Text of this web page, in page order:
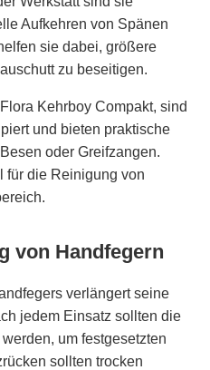
Aufkehren von Spänen
sie dabei, größere
zu beseitigen.
Kehrboy Compakt, sind
und bieten praktische
oder Greifzangen.
für die Reinigung von
von Handfegern
verlängert seine
jedem Einsatz sollten die
um festgesetzten
sollten trocken